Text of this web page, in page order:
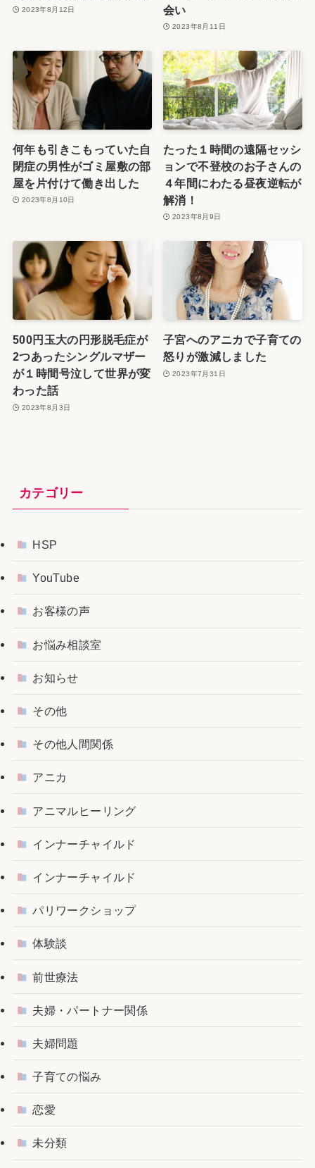
2023年8月12日
会い
2023年8月11日
何年も引きこもっていた自
閉症の男性がゴミ屋敷の部
屋を片付けて働き出した
2023年8月10日
たった１時間の遠隔セッシ
ョンで不登校のお子さんの
４年間にわたる昼夜逆転が
解消！
2023年8月9日
500円玉大の円形脱毛症が
2つあったシングルマザー
が１時間号泣して世界が変
わった話
2023年8月3日
子宮へのアニカで子育ての
怒りが激減しました
2023年7月31日
カテゴリー
HSP
YouTube
お客様の声
お悩み相談室
お知らせ
その他
その他人間関係
アニカ
アニマルヒーリング
インナーチャイルド
インナーチャイルド
パリワークショップ
体験談
前世療法
夫婦・パートナー関係
夫婦問題
子育ての悩み
恋愛
未分類